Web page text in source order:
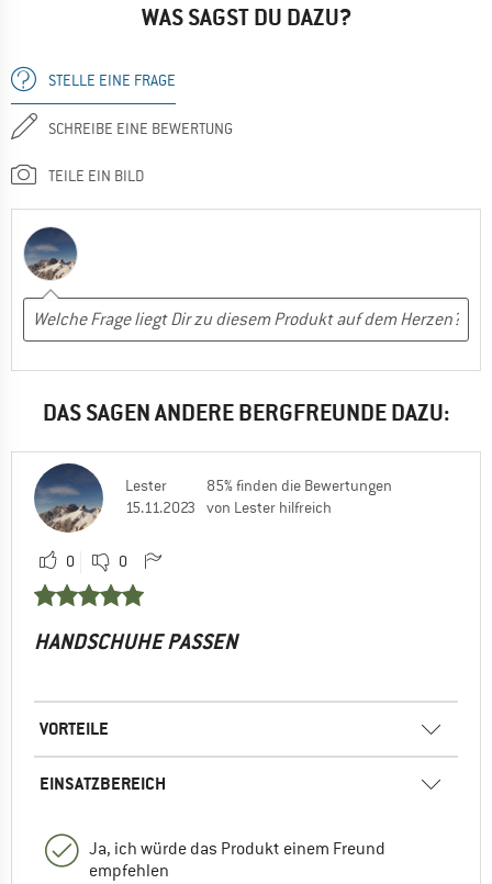
WAS SAGST DU DAZU?
STELLE EINE FRAGE
SCHREIBE EINE BEWERTUNG
TEILE EIN BILD
DAS SAGEN ANDERE BERGFREUNDE DAZU:
Lester
15.11.2023
85% finden die Bewertungen
von Lester hilfreich
0 0
HANDSCHUHE PASSEN
VORTEILE
EINSATZBEREICH
Ja, ich würde das Produkt einem Freund
empfehlen